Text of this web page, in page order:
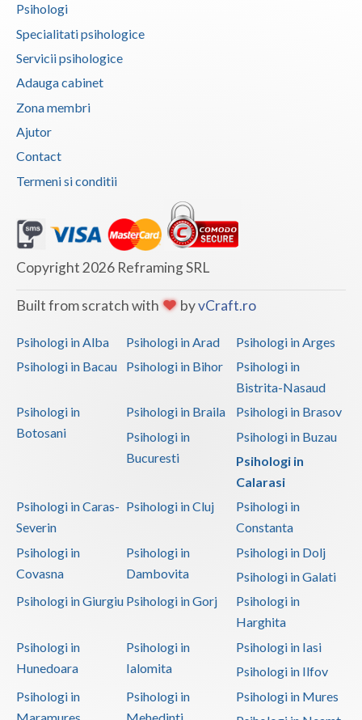
Vaslui
Psihologi
Specialitati psihologice
Servicii psihologice
Adauga cabinet
Zona membri
Ajutor
Contact
Termeni si conditii
Copyright 2026 Reframing SRL
Built from scratch with byvCraft.ro
Psihologi in Alba Psihologi in Arad
Psihologi in Arges
Psihologi in Bacau
Psihologi in Bihor
Psihologi in
Bistrita-Nasaud
Psihologi in
Botosani
Psihologi in Braila
Psihologi in Brasov
Psihologi in
Bucuresti
Psihologi in Buzau
Psihologi in
Calarasi
Psihologi in Caras-
Severin
Psihologi in Cluj
Psihologi in
Constanta
Psihologi in
Covasna
Psihologi in
Dambovita
Psihologi in Dolj
Psihologi in Galati
Psihologi in Giurgiu Psihologi in Gorj
Psihologi in
Harghita
Psihologi in
Hunedoara
Psihologi in
Ialomita
Psihologi in Iasi
Psihologi in Ilfov
Psihologi in
Maramures
Psihologi in
Mehedinti
Psihologi in Mures